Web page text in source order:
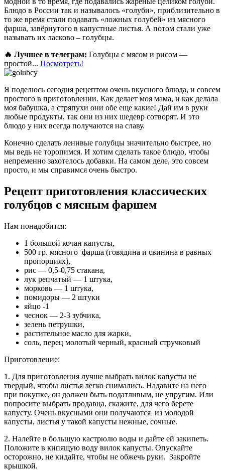
Блюдо в России так и называлось «голуби», приблизительно в
то же время стали подавать «ложных голубей» из мясного
фарша, завёрнутого в капустные листья. А потом стали уже
называть их ласково – голубцы.
🔥 Лучшее в телеграм: Голубцы с мясом и рисом —
простой... Посмотреть!
Я поделюсь сегодня рецептом очень вкусного блюда, и совсем
простого в приготовлении. Как делает моя мама, и как делала
моя бабушка, а стряпухи они обе еще какие! Дай им в руки
любые продукты, так они из них шедевр сотворят. И это
блюдо у них всегда получаются на славу.
Конечно сделать ленивые голубцы значительно быстрее, но
мы ведь не торопимся. И хотим сделать такое блюдо, чтобы
непременно захотелось добавки. На самом деле, это совсем
просто, и мы справимся очень быстро.
Рецепт приготовления классических
голубцов с мясным фаршем
Нам понадобится:
1 большой кочан капусты,
500 гр. мясного фарша (говядина и свинина в равных
пропорциях),
рис — 0,5-0,75 стакана,
лук репчатый — 1 штука,
морковь — 1 штука,
помидоры — 2 штуки
яйцо -1
чеснок — 2-3 зубчика,
зелень петрушки,
растительное масло для жарки,
соль, перец молотый черный, красный стручковый
Приготовление:
1. Для приготовления лучше выбрать вилок капусты не
твердый, чтобы листья легко снимались. Надавите на него
при покупке, он должен быть податливым, не упругим. Или
попросите выбрать продавца, скажите, для чего берете
капусту. Очень вкусными они получаются из молодой
капусты, листья у такой капусты нежные, сочные.
2. Налейте в большую кастрюлю воды и дайте ей закипеть.
Положите в кипящую воду вилок капусты. Опускайте
осторожно, не кидайте, чтобы не обжечь руки. Закройте
крышкой.